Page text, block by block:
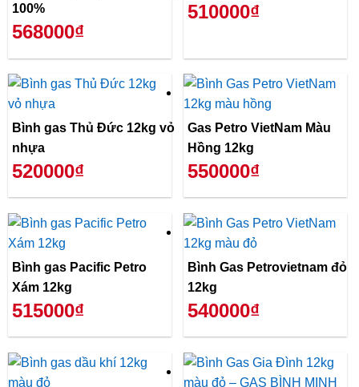
100%
568000₫
510000₫
Bình gas Thủ Đức 12kg vỏ
nhựa
520000₫
Gas Petro VietNam Màu
Hồng 12kg
550000₫
Bình gas Pacific Petro
Xám 12kg
515000₫
Bình Gas Petrovietnam đỏ
12kg
540000₫